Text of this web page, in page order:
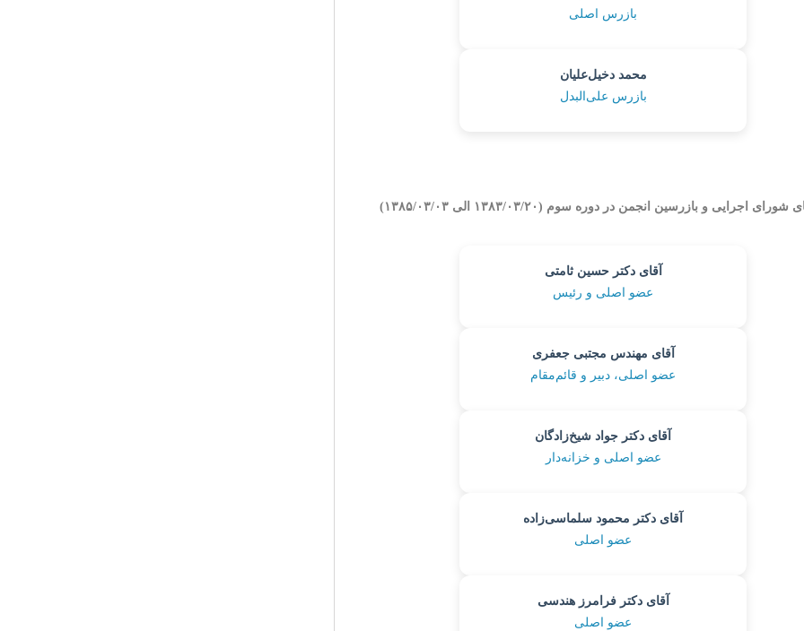
بازرس اصلی
محمد دخیل‌علیان
بازرس علی‌البدل
شورای اجرایی و بازرسین انجمن در دوره سوم (۱۳۸۳/۰۳/۲۰ الی ۱۳۸۵/۰۳/۰۳)
آقای دکتر حسین ثامتی
عضو اصلی و رئیس
آقای مهندس مجتبی جعفری
عضو اصلی، دبیر و قائم‌مقام
آقای دکتر جواد شیخ‌زادگان
عضو اصلی و خزانه‌دار
آقای دکتر محمود سلماسی‌زاده
عضو اصلی
آقای دکتر فرامرز هندسی
عضو اصلی